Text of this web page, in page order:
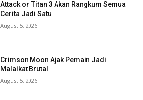
Attack on Titan 3 Akan Rangkum Semua
Cerita Jadi Satu
August 5, 2026
Crimson Moon Ajak Pemain Jadi
Malaikat Brutal
August 5, 2026